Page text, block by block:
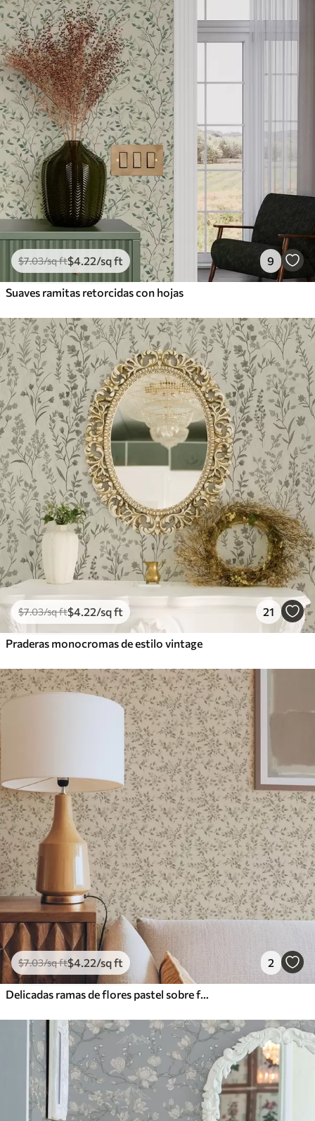
$7.03/sq ft$4.22/sq ft 9
Suaves ramitas retorcidas con hojas
$7.03/sq ft$4.22/sq ft 21
Praderas monocromas de estilo vintage
$7.03/sq ft$4.22/sq ft 2
Delicadas ramas de flores pastel sobre fondo beige